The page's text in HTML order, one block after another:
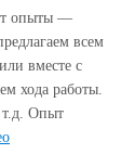
опыты —
всем
вместе с
хода работы.
т.д. Опыт